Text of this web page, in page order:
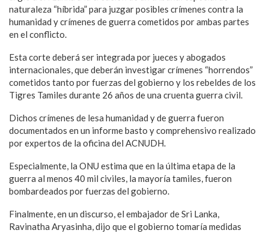
naturaleza “híbrida” para juzgar posibles crímenes contra la
humanidad y crímenes de guerra cometidos por ambas partes
en el conflicto.
Esta corte deberá ser integrada por jueces y abogados
internacionales, que deberán investigar crímenes “horrendos”
cometidos tanto por fuerzas del gobierno y los rebeldes de los
Tigres Tamiles durante 26 años de una cruenta guerra civil.
Dichos crímenes de lesa humanidad y de guerra fueron
documentados en un informe basto y comprehensivo realizado
por expertos de la oficina del ACNUDH.
Especialmente, la ONU estima que en la última etapa de la
guerra al menos 40 mil civiles, la mayoría tamiles, fueron
bombardeados por fuerzas del gobierno.
Finalmente, en un discurso, el embajador de Sri Lanka,
Ravinatha Aryasinha, dijo que el gobierno tomaría medidas